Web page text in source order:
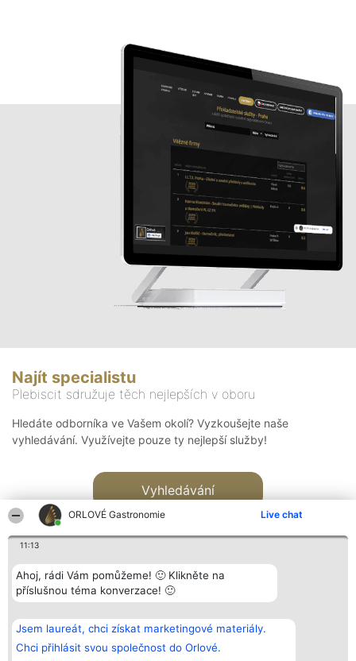
ORLOVÉ Gastronomie Live chat
11:13
Ahoj, rádi Vám pomůžeme! 🙂 Klikněte na
příslušnou téma konverzace! 🙂
Jsem laureát, chci získat marketingové materiály.
Chci přihlásit svou společnost do Orlové.
Najít specialistu
Plebiscit sdružuje těch nejlepších v oboru
Hledáte odborníka ve Vašem okolí? Vyzkoušejte naše
vyhledávání. Využívejte pouze ty nejlepší služby!
Vyhledávání
Bright Side Solutions sp. z o.
o. sp. k.
ul. Ruska 22
Wrocław 50-079
Vítězové
Seznam všech
laureátů
Zásady
Kontakt